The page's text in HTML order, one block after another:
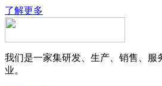
了解更多
我们是一家集研发、生产、销售、服
业。